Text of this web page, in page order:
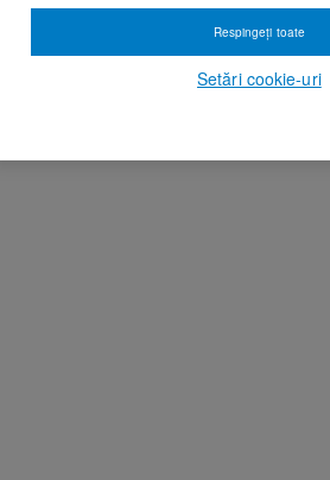
Setări cookie-uri
Respingeți toate